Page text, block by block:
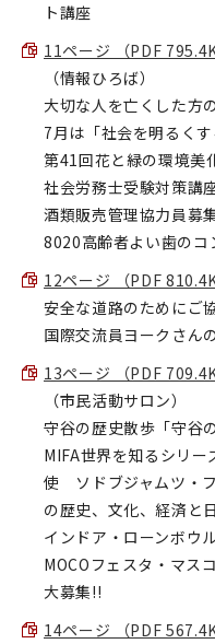
ト講座
11ページ （PDF
（情報ひろば）
大切な人を亡くした方
7月は「社会を明るく
第41回花と緑の環境美
社会労務士受験対策講
酒類販売管理協力員募
8020高齢者よい歯のコ
12ページ （PDF
安全な道路のためにご
国際交流員ヨークさん
13ページ （PDF
（市民活動サロン）
守谷の歴史散歩「守谷
MIFA世界を知るシリ
使 ソドブジャムツ・
の歴史、文化、経済と
インドア・ローンボウ
MOCOフェスタ・マ
大募集!!
14ページ （PDF